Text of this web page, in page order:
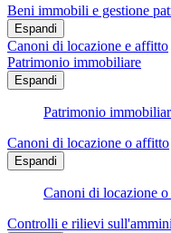
Beni immobili e gestione
Espandi
Canoni di locazione e affitto
Patrimonio immobiliare
Espandi
Patrimonio
Canoni di locazione o affitto
Espandi
Canoni di locazione
Controlli e rilievi